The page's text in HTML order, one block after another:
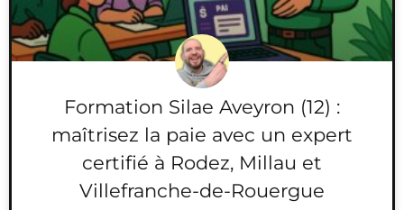
Formation Silae Aveyron (12) :
maîtrisez la paie avec un expert
certifié à Rodez, Millau et
Villefranche-de-Rouergue